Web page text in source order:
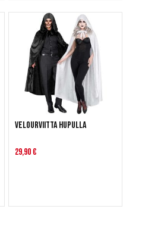
Velourviitta hupulla
29,90 €